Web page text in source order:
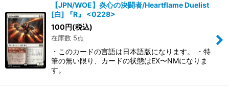
【JPN/WOE】炎心の決闘者/Heartflame Duelist
[白] 『R』 <0228>
100円(税込)
在庫数 5点
・このカードの言語は日本語版になります。 ・特
筆の無い限り、カードの状態はEX〜NMになりま
す。